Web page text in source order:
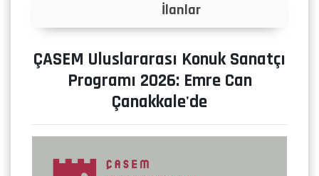
İlanlar
ÇASEM Uluslararası Konuk Sanatçı
Programı 2026: Emre Can
Çanakkale'de